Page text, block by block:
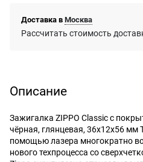
Доставка в Москва
Рассчитать стоимость
Описание
Зажигалка ZIPPO Classic с
чёрная, глянцевая, 36x12x56 мм
помощью лазера многократно
нового техпроцесса со